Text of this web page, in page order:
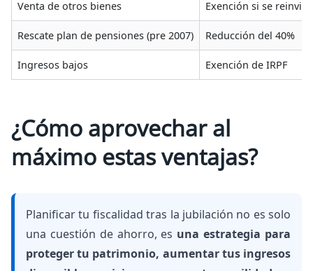
Venta de otros bienes Exención si se
Rescate plan de pensiones (pre 2007) Reducción del 40%
Ingresos bajos Exención de IRPF
¿Cómo aprovechar al
máximo estas ventajas?
Planificar tu fiscalidad tras la jubilación no es solo
una cuestión de ahorro, es una estrategia para
proteger tu patrimonio, aumentar tus ingresos